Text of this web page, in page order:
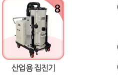
산업용 집진기